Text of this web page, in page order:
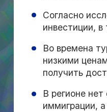
Согласно
инвестиции,
Во времена
низкими
получить
В регионе
иммиграции,